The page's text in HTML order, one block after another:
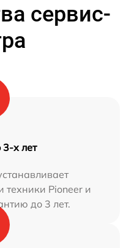
сервис-
3-х лет
техники Pioneer и
до 3 лет.